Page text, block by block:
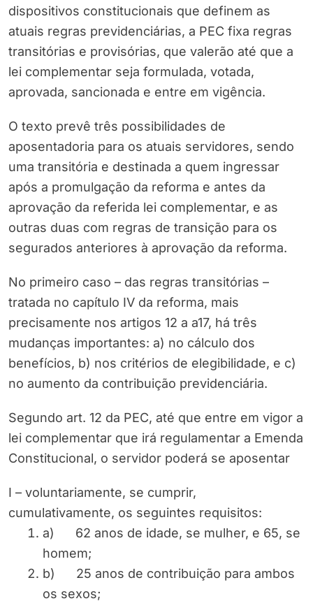
dispositivos constitucionais que definem as
atuais regras previdenciárias, a PEC fixa regras
transitórias e provisórias, que valerão até que a
lei complementar seja formulada, votada,
aprovada, sancionada e entre em vigência.
O texto prevê três possibilidades de
aposentadoria para os atuais servidores, sendo
uma transitória e destinada a quem ingressar
após a promulgação da reforma e antes da
aprovação da referida lei complementar, e as
outras duas com regras de transição para os
segurados anteriores à aprovação da reforma.
No primeiro caso – das regras transitórias –
tratada no capítulo IV da reforma, mais
precisamente nos artigos 12 a a17, há três
mudanças importantes: a) no cálculo dos
benefícios, b) nos critérios de elegibilidade, e c)
no aumento da contribuição previdenciária.
Segundo art. 12 da PEC, até que entre em vigor a
lei complementar que irá regulamentar a Emenda
Constitucional, o servidor poderá se aposentar
I – voluntariamente, se cumprir,
cumulativamente, os seguintes requisitos:
a) 62 anos de idade, se mulher, e 65, se
homem;
b) 25 anos de contribuição para ambos
os sexos;